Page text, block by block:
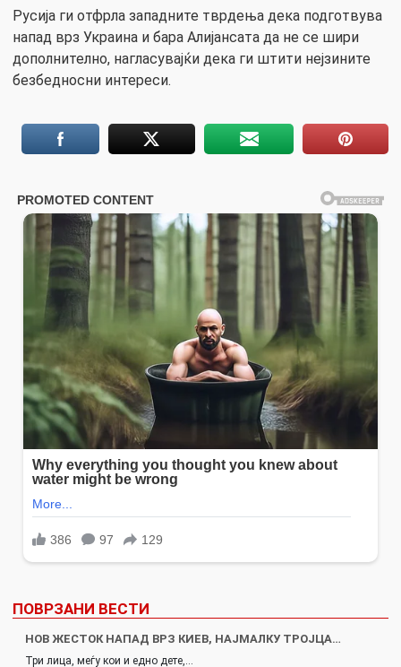
Русија ги отфрла западните тврдења дека подготвува
напад врз Украина и бара Алијансата да не се шири
дополнително, нагласувајќи дека ги штити нејзините
безбедносни интереси.
ПОВРЗАНИ ВЕСТИ
НОВ ЖЕСТОК НАПАД ВРЗ КИЕВ, НАЈМАЛКУ ТРОЈЦА…
Три лица, меѓу кои и едно дете,…